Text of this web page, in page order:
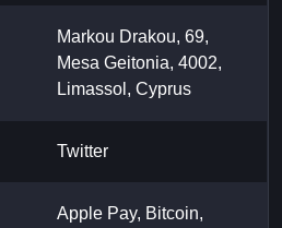
Markou Drakou, 69,
Mesa Geitonia, 4002,
Limassol, Cyprus
Twitter
Apple Pay, Bitcoin,